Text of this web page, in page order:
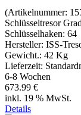
(Artikelnummer:
Schlüsseltresor
Schlüsselhaken: 64
Hersteller: ISS-
Gewicht.: 42 Kg
Lieferzeit:
6-8 Wochen
673.99 €
inkl. 19 % MwSt.
Details